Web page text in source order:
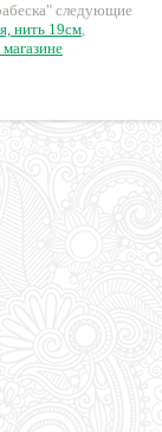
следующие
нить 19см,